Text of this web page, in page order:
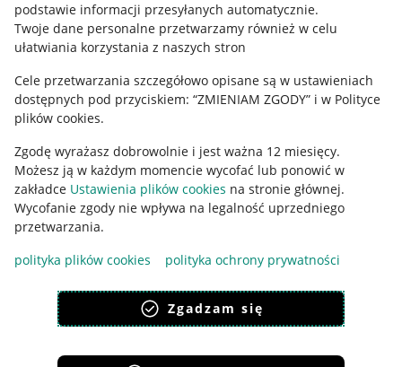
podstawie informacji przesyłanych automatycznie.
Twoje dane personalne przetwarzamy również w celu
ułatwiania korzystania z naszych stron
Cele przetwarzania szczegółowo opisane są w ustawieniach
dostępnych pod przyciskiem: “ZMIENIAM ZGODY” i w Polityce
plików cookies.
Zgodę wyrażasz dobrowolnie i jest ważna 12 miesięcy.
Możesz ją w każdym momencie wycofać lub ponowić w
zakładce Ustawienia plików cookies na stronie głównej.
Wycofanie zgody nie wpływa na legalność uprzedniego
przetwarzania.
polityka plików cookies
polityka ochrony prywatności
Zgadzam się
Polityka plików "cookies"
Ustawienia plików "cookies"
Udostępnianie lokalizacji
Informacje dla Aktu o Usługach Cyfrowych
Pobierz aplikację